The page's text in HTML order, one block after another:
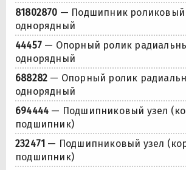
81802870 — Подшипник
однорядный
44457— Опорный ролик
однорядный
688282 — Опорный ролик
однорядный
694444 — Подшипниковый узел
подшипник)
232471 — Подшипниковый узел
подшипник)